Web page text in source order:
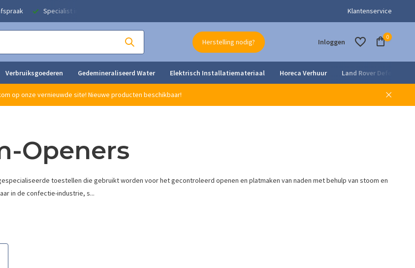
Specialist in alle strijkoplossingen Klantenservice
Herstelling nodig? Inloggen
0
Verbruiksgoederen Gedemineraliseerd Water Elektrisch Installatiemateriaal Horeca Verhuur Land Rover Defender
op onze vernieuwde site! Nieuwe producten beschikbaar!
Openers
toestellen die gebruikt worden voor het gecontroleerd openen en platmaken van naden met behulp van stoom en
in de confectie-industrie, s...